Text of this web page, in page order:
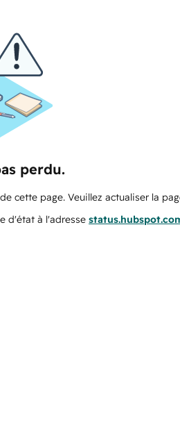
perdu.
cette page. Veuillez actualiser la
d'état à l'adresse